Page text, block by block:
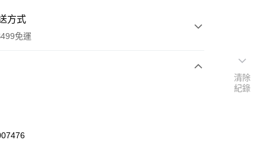
方式
免運
款
清除
紀錄